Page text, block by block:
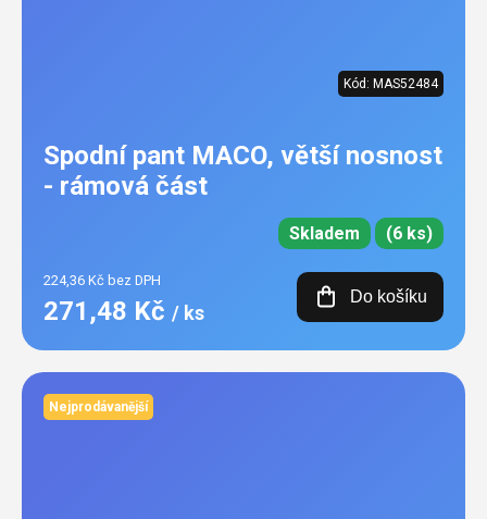
Kód: MAS52484
Spodní pant MACO, větší nosnost
- rámová část
Skladem (6 ks)
224,36 Kč bez DPH
271,48 Kč / ks
Do košíku
Nejprodávanější